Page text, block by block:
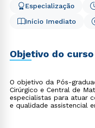
Início Imediato
Especialização
Objetivo do curso
O objetivo da Pós-
Cirúrgico e Central de
especialistas para atuar
e qualidade assistencial